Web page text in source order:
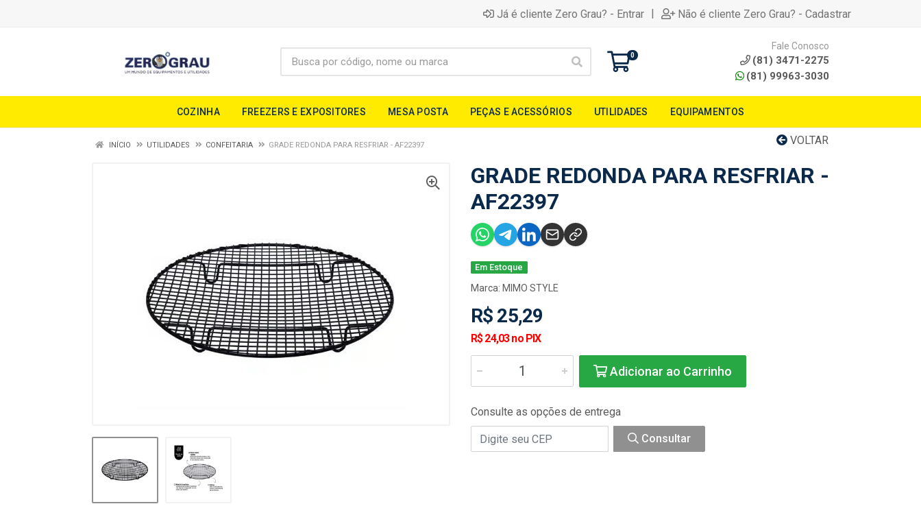
Já é cliente Zero Grau? - Entrar | Não é cliente Zero Grau? - Cadastrar
0
Fale Conosco
(81) 3471-2275
(81) 99963-3030
COZINHA FREEZERS E EXPOSITORES MESA POSTA PEÇAS E ACESSÓRIOS UTILIDADES EQUIPAMENTOS
VOLTAR
INÍCIO UTILIDADES CONFEITARIA GRADE REDONDA PARA RESFRIAR - AF22397
GRADE REDONDA PARA RESFRIAR -
AF22397
Em Estoque
Marca: MIMO STYLE
R$ 25,29
R$ 24,03 no PIX
Adicionar ao Carrinho
Consulte as opções de entrega
Consultar